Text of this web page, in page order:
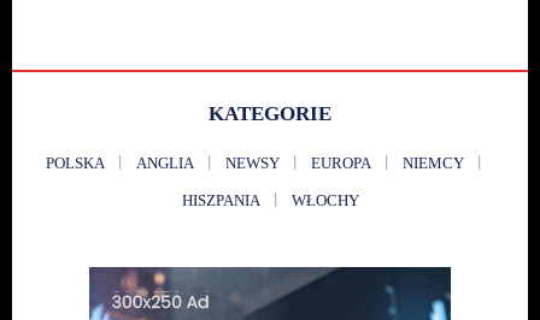
KATEGORIE
POLSKA ANGLIA NEWSY EUROPA NIEMCY
HISZPANIA WŁOCHY